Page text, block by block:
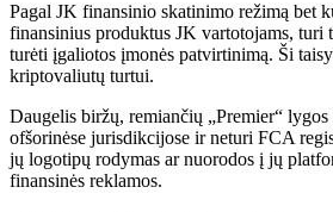
Pagal JK finansinio skatinimo režimą bet
finansinius produktus JK vartotojams, turi
turėti įgaliotos įmonės patvirtinimą. Ši
kriptovaliutų turtui.
Daugelis biržų, remiančių „Premier“
ofšorinėse jurisdikcijose ir neturi FCA
jų logotipų rodymas ar nuorodos į jų
finansinės reklamos.